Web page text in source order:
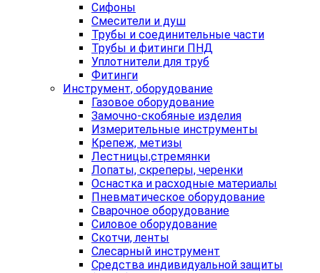
Сифоны
Смесители и душ
Трубы и соединительные части
Трубы и фитинги ПНД
Уплотнители для труб
Фитинги
Инструмент, оборудование
Газовое оборудование
Замочно-скобяные изделия
Измерительные инструменты
Крепеж, метизы
Лестницы,стремянки
Лопаты, скреперы, черенки
Оснастка и расходные материалы
Пневматическое оборудование
Сварочное оборудование
Силовое оборудование
Скотчи, ленты
Слесарный инструмент
Средства индивидуальной защиты